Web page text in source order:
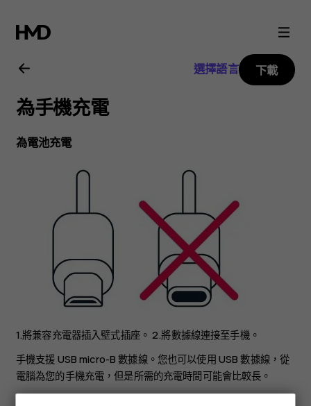
Nokia
C30
用
戶
選擇語言 下載
為手機充電
為電池充電
1.將兼容充電器插入壁式插座。 2.將數據線連接至手機。
手機支援 USB micro-B 數據線。您也可以使用 USB 數據線，從
電腦為您的手機充電，但是所需的充電時間可能會比較長。